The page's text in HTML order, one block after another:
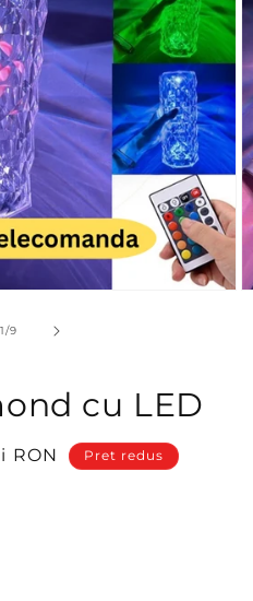
1/din
9
cu LED
RON Pret redus